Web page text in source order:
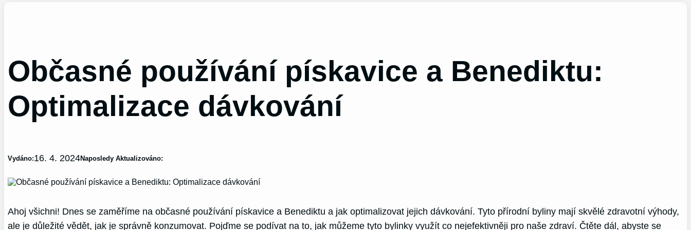
Občasné používání pískavice a Benediktu:
Optimalizace dávkování
Vydáno:16. 4. 2024Naposledy Aktualizováno:
Ahoj všichni! Dnes se zaměříme na občasné používání pískavice a Benediktu a jak optimalizovat jejich dávkování. Tyto přírodní byliny mají skvělé zdravotní výhody,
ale je důležité vědět, jak je správně konzumovat. Pojďme se podívat na to, jak můžeme tyto bylinky využít co nejefektivněji pro naše zdraví. Čtěte dál, abyste se